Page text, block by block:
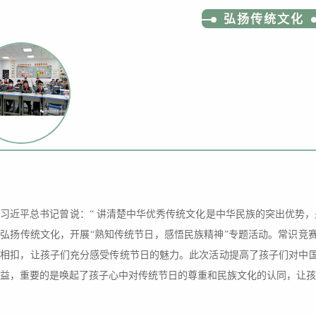
弘扬传统文化
习近平总书记曾说：“ 讲清楚中华优秀传统文化是中华民族的突出优势
扬传统文化，开展“熟知传统节日，感悟民族精神”专题活动。常识
扣，让孩子们充分感受传统节日的魅力。此次活动提高了孩子们对中
，重要的是唤起了孩子心中对传统节日的尊重和民族文化的认同，让